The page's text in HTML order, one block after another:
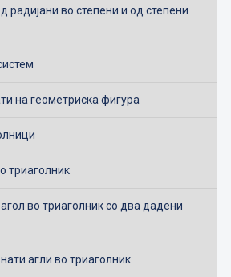
радијани во степени и од степени
на геометриска фигура
триаголник
во триаголник со два дадени
агли во триаголник